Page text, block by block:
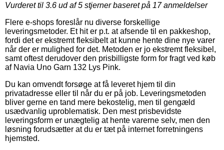
Vurderet til 3.6 ud af 5 stjerner baseret på 17anmeldelser
Flere e-shops foreslår nu diverse forskellige
leveringsmetoder. Et hit er p.t. at afsende til en pakkeshop,
fordi det er ekstremt fleksibelt at kunne hente dine nye varer
når der er mulighed for det. Metoden er jo ekstremt fleksibel,
samt oftest derudover den prisbilligste form for fragt ved køb
af Navia Uno Garn 132 Lys Pink.
Du kan omvendt forsøge at få leveret hjem til din
privatadresse eller til når du er på job. Leveringsmetoden
bliver gerne en tand mere bekostelig, men til gengæld
usædvanlig uproblematisk. Den mest prisbevidste
leveringsform er unægtelig at hente varerne selv, men den
løsning forudsætter at du er tæt på internet forretningens
hjemsted.